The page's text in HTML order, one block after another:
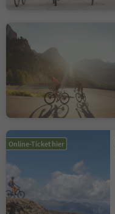
Online-Ticket hier